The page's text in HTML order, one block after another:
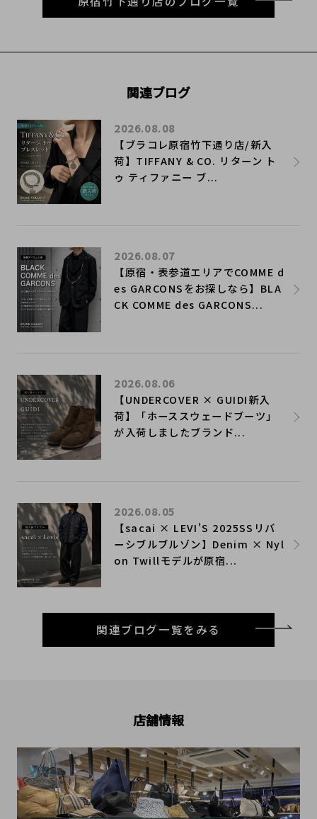
関連ブログ
【ブラコレ原宿竹下通り店/新入
荷】TIFFANY & CO. リターン ト
ゥ ティファニー ブ...
2026.08.08
【原宿・表参道エリアでCOMME d
es GARCONSをお探しなら】BLA
CK COMME des GARCONS...
2026.08.07
【UNDERCOVER × GUIDI新入
荷】「ホーススウェードブーツ」
が入荷しましたブランド...
2026.08.06
【sacai × LEVI'S 2025SSリバ
ーシブルブルゾン】Denim × Nyl
on Twillモデルが原宿...
2026.08.05
関連ブログ一覧をみる
店舗情報